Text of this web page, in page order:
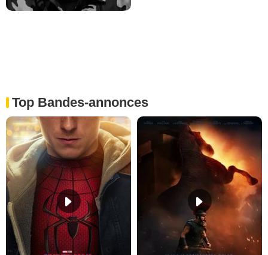
Top Bandes-annonces